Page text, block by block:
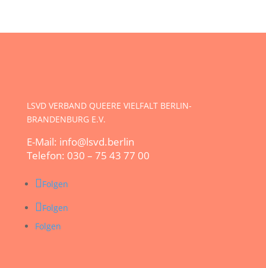
LSVD VERBAND QUEERE VIELFALT BERLIN-
BRANDENBURG E.V.
E-Mail: info@lsvd.berlin
Telefon: 030 – 75 43 77 00
Folgen
Folgen
Folgen